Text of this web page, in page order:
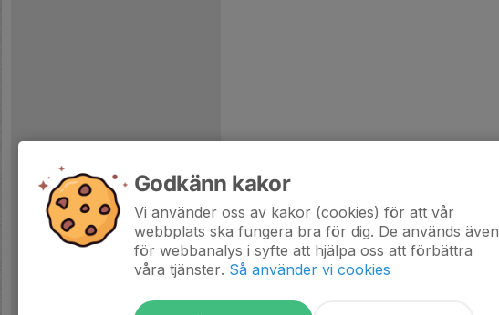
Godkänn kakor
Vi använder oss av kakor (cookies) för att vår
webbplats ska fungera bra för dig. De används även
för webbanalys i syfte att hjälpa oss att förbättra
våra tjänster. Så använder vi cookies